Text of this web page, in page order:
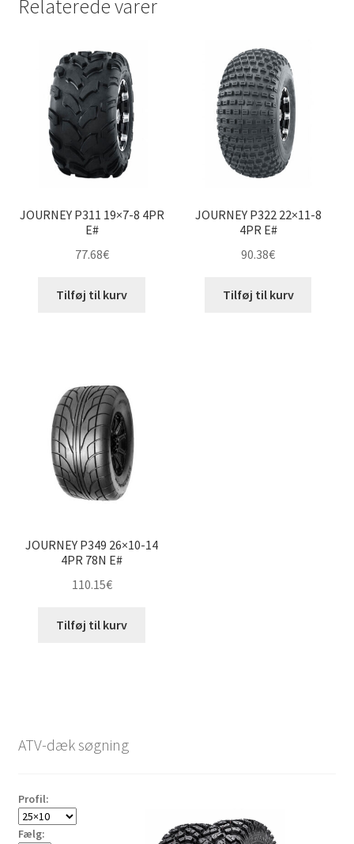
Relaterede varer
JOURNEY P311 19×7-8 4PR
E#
77.68€
Tilføj til kurv
JOURNEY P322 22×11-8
4PR E#
90.38€
Tilføj til kurv
JOURNEY P349 26×10-14
4PR 78N E#
110.15€
Tilføj til kurv
ATV-dæk søgning
Profil:
Fælg: